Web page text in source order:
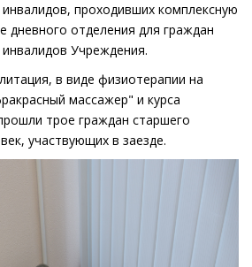
проходивших комплексную
дневного отделения для граждан
Учреждения.
в виде физиотерапии на
массажер" и курса
трое граждан старшего
участвующих в заезде.